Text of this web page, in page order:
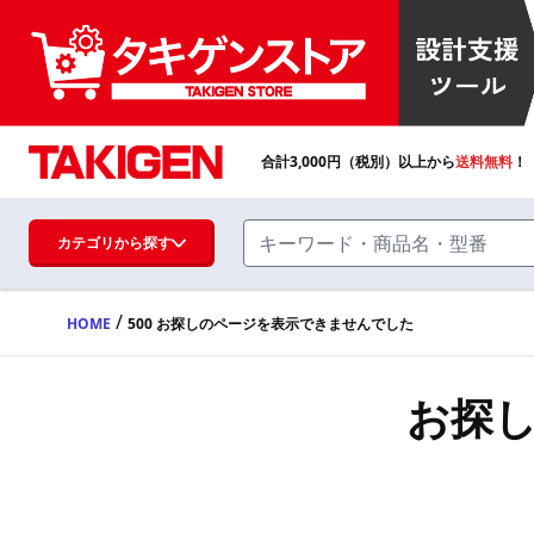
ハンドル・取手・つまみ・周辺機器
FA・A
合計3,000円（税別）以上から送料無料
カテゴリから探す
HOME / 500 お探しのページを表示できませんでした
お探